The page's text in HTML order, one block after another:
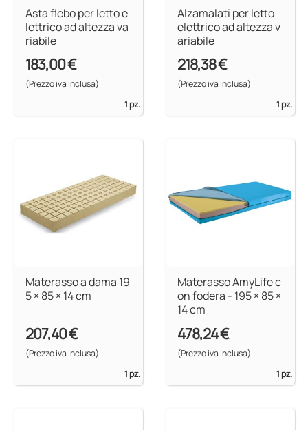
Asta flebo per letto e
lettrico ad altezza va
riabile
183,00 €
(Prezzo iva inclusa)
1 pz.
Alzamalati per letto
elettrico ad altezza v
ariabile
218,38 €
(Prezzo iva inclusa)
1 pz.
Materasso a dama 19
5 × 85 × 14 cm
207,40 €
(Prezzo iva inclusa)
1 pz.
Materasso AmyLife c
on fodera - 195 × 85 ×
14 cm
478,24 €
(Prezzo iva inclusa)
1 pz.